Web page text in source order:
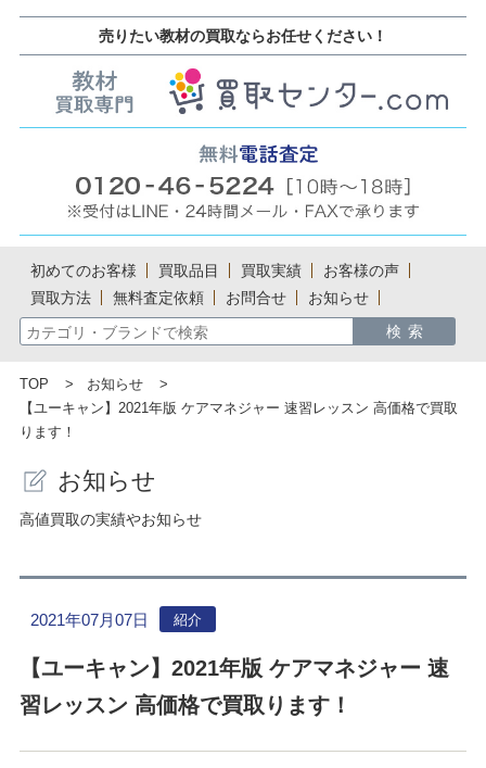
売りたい教材の買取ならお任せください！
初めてのお客様 買取品目 買取実績
お客様の声
買取方法
無料査定依頼 お問合せ お知らせ
TOP
お知らせ
【ユーキャン】2021年版 ケアマネジャー 速習レッスン 高価格で買取
ります！
お知らせ
高値買取の実績やお知らせ
【ユーキャン】2021年版 ケアマネジャー 速
習レッスン 高価格で買取ります！
2021年07月07日 紹介